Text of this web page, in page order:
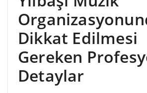
Dikkat Edilmesi
Gereken
Detaylar